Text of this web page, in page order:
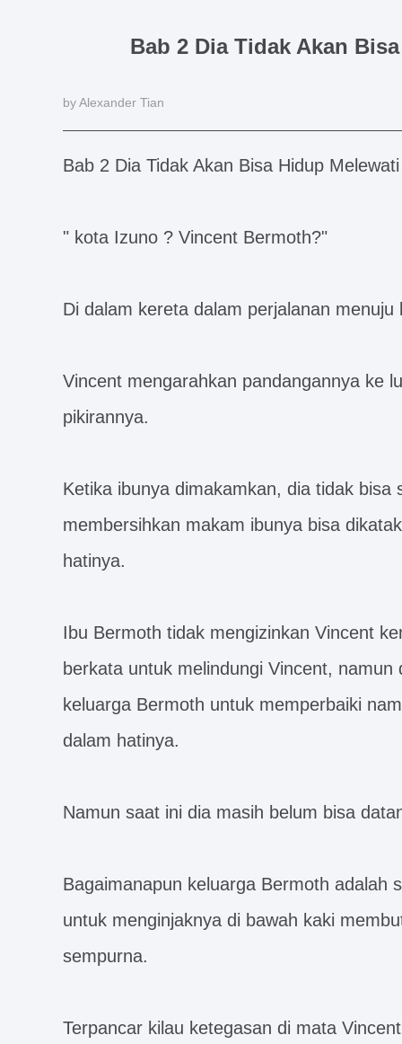
Bab 2 Dia Tidak Akan
by Alexander Tian
Bab 2 Dia Tidak Akan Bisa Hidup
" kota Izuno ? Vincent Bermoth?"
Di dalam kereta dalam perjalanan menuju
Vincent mengarahkan pandangannya ke
pikirannya.
Ketika ibunya dimakamkan, dia tidak bisa
membersihkan makam ibunya bisa
hatinya.
Ibu Bermoth tidak mengizinkan Vincent
berkata untuk melindungi Vincent,
keluarga Bermoth untuk memperbaiki
dalam hatinya.
Namun saat ini dia masih belum bisa
Bagaimanapun keluarga Bermoth adalah
untuk menginjaknya di bawah kaki
sempurna.
Terpancar kilau ketegasan di mata